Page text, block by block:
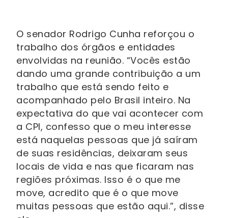
O senador Rodrigo Cunha reforçou o
trabalho dos órgãos e entidades
envolvidas na reunião. “Vocês estão
dando uma grande contribuição a um
trabalho que está sendo feito e
acompanhado pelo Brasil inteiro. Na
expectativa do que vai acontecer com
a CPI, confesso que o meu interesse
está naquelas pessoas que já saíram
de suas residências, deixaram seus
locais de vida e nas que ficaram nas
regiões próximas. Isso é o que me
move, acredito que é o que move
muitas pessoas que estão aqui.”, disse